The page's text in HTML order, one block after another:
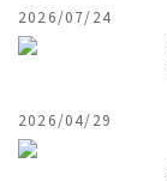
2026/07/24
2026/04/29